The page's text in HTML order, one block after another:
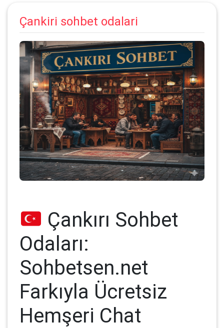
Çankiri sohbet odalari
Çankırı Sohbet
Odaları:
Sohbetsen.net
Farkıyla Ücretsiz
Hemşeri Chat